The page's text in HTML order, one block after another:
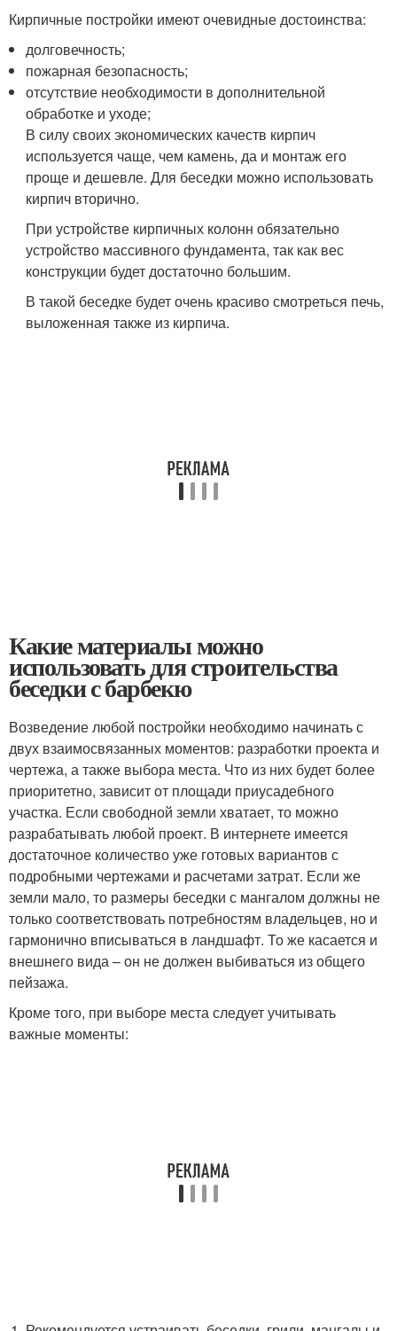
Кирпичные постройки имеют очевидные достоинства:
долговечность;
пожарная безопасность;
отсутствие необходимости в дополнительной
обработке и уходе;
В силу своих экономических качеств кирпич
используется чаще, чем камень, да и монтаж его
проще и дешевле. Для беседки можно использовать
кирпич вторично.
При устройстве кирпичных колонн обязательно
устройство массивного фундамента, так как вес
конструкции будет достаточно большим.
В такой беседке будет очень красиво смотреться печь,
выложенная также из кирпича.
Какие материалы можно
использовать для строительства
беседки с барбекю
Возведение любой постройки необходимо начинать с
двух взаимосвязанных моментов: разработки проекта и
чертежа, а также выбора места. Что из них будет более
приоритетно, зависит от площади приусадебного
участка. Если свободной земли хватает, то можно
разрабатывать любой проект. В интернете имеется
достаточное количество уже готовых вариантов с
подробными чертежами и расчетами затрат. Если же
земли мало, то размеры беседки с мангалом должны не
только соответствовать потребностям владельцев, но и
гармонично вписываться в ландшафт. То же касается и
внешнего вида – он не должен выбиваться из общего
пейзажа.
Кроме того, при выборе места следует учитывать
важные моменты: